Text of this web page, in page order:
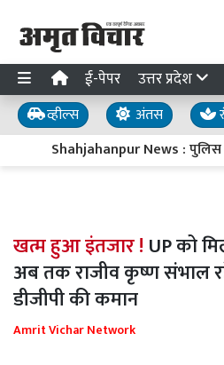
ई-पेपर उत्तर प्रदेश
व्हील्स अंतस
Shahjahanpur News : पुलिस
खत्म हुआ इंतजार ! UP को
अब तक राजीव कृष्ण संभाल
डीजीपी की कमान
Amrit Vichar Network